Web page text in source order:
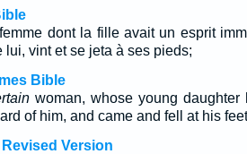
dont la fille avait un esprit
lui, vint et se jeta à ses pieds;
Bible
woman, whose young daughter
of him, and came and fell at his
Version